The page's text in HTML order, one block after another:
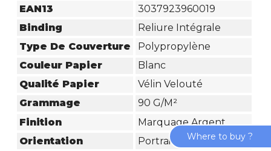
EAN13
3037923960019
Binding
Reliure Intégrale
Type De Couverture
Polypropylène
Couleur Papier
Blanc
Qualité Papier
Vélin Velouté
Grammage
90 G/m²
Finition
Marquage Argent
Orientation
Portrait
Where to buy ?